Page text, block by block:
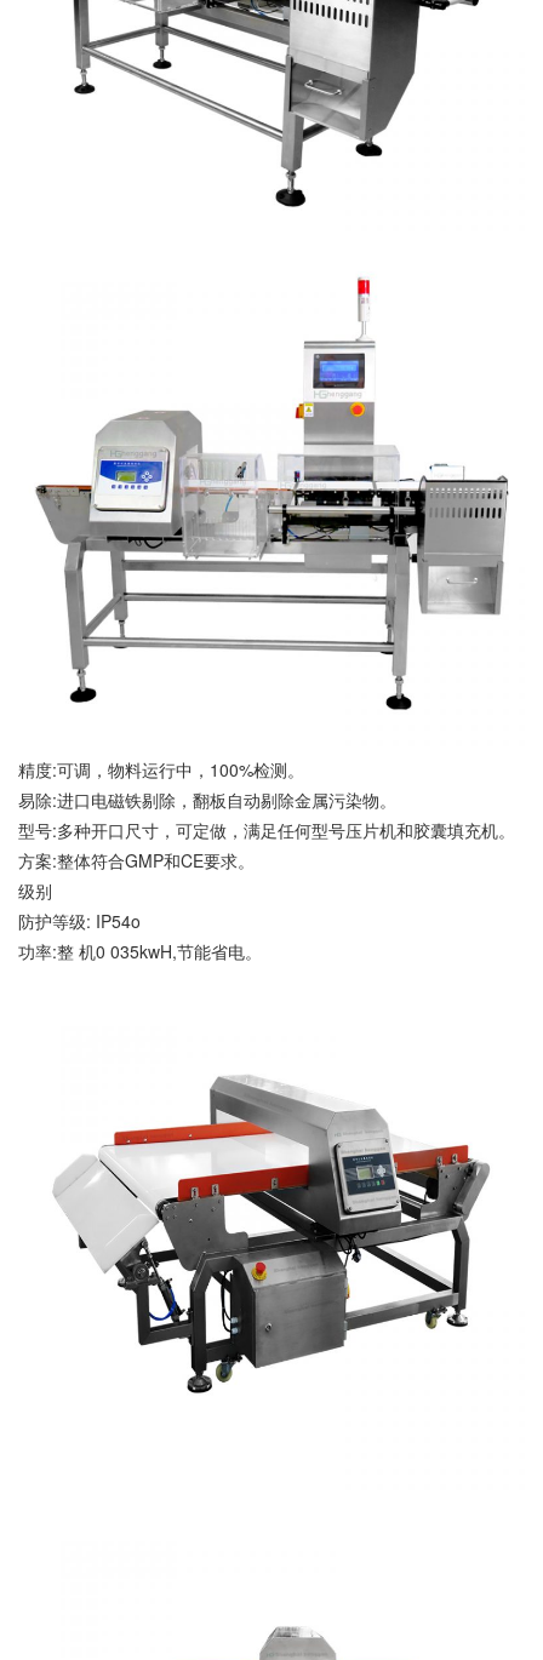
精度:可调，物料运行中，100%检测。
易除:进口电磁铁剔除，翻板自动剔除金属污染物。
型号:多种开口尺寸，可定做，满足任何型号压片机和胶囊填充机。
方案:整体符合GMP和CE要求。
级别
防护等级: IP54o
功率:整 机0 035kwH,节能省电。